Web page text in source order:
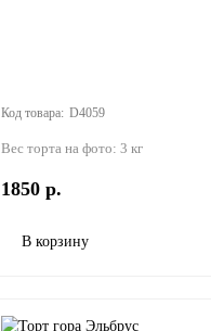
D4059
Вес торта на фото: 3 кг
1850 р.
В корзину